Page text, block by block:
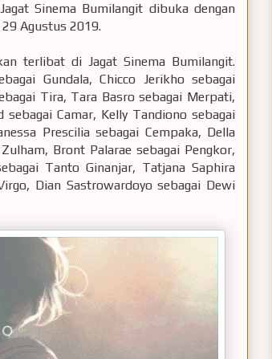
Sinema Bumilangit dibuka dengan
Agustus 2019.
terlibat di Jagat Sinema Bumilangit.
Gundala, Chicco Jerikho sebagai
Tira, Tara Basro sebagai Merpati,
Camar, Kelly Tandiono sebagai
Prescilia sebagai Cempaka, Della
Bront Palarae sebagai Pengkor,
Tanto Ginanjar, Tatjana Saphira
Dian Sastrowardoyo sebagai Dewi